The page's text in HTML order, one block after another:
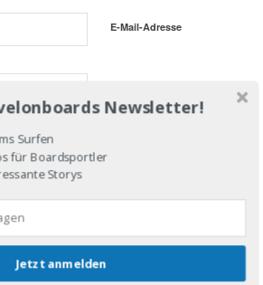
E-Mail-Adresse
Newsletter!
Surfen
für Boardsportler
Storys
Jetzt anmelden